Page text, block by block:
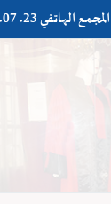
المجمع الهاتفي 23. 07. 24. 023